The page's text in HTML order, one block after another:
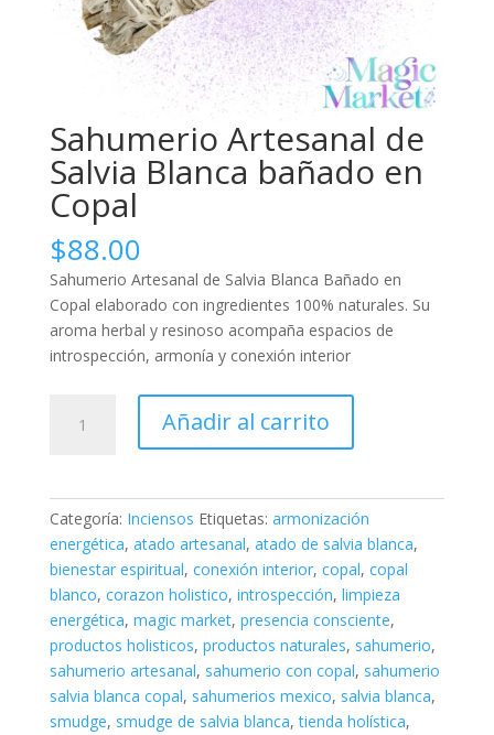
Sahumerio Artesanal de
Salvia Blanca bañado en
Copal
$88.00
Sahumerio Artesanal de Salvia Blanca Bañado en
Copal elaborado con ingredientes 100% naturales. Su
aroma herbal y resinoso acompaña espacios de
introspección, armonía y conexión interior
Artesanal
bañado
en
Copal
cantidad
Añadir al carrito
Categoría: Inciensos Etiquetas: armonización
energética, atado artesanal, atado de salvia blanca,
bienestar espiritual, conexión interior, copal, copal
blanco, corazon holistico, introspección, limpieza
energética, magic market, presencia consciente,
productos holisticos, productos naturales, sahumerio,
sahumerio artesanal, sahumerio con copal, sahumerio
salvia blanca copal, sahumerios mexico, salvia blanca,
smudge, smudge de salvia blanca,tienda holística,